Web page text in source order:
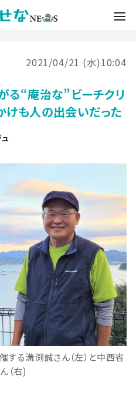
2021/04/21 (水)10:04
る“庵治な”ビーチクリ
も人の出会いだった
する溝渕誠さん（左）と中西省
（右)